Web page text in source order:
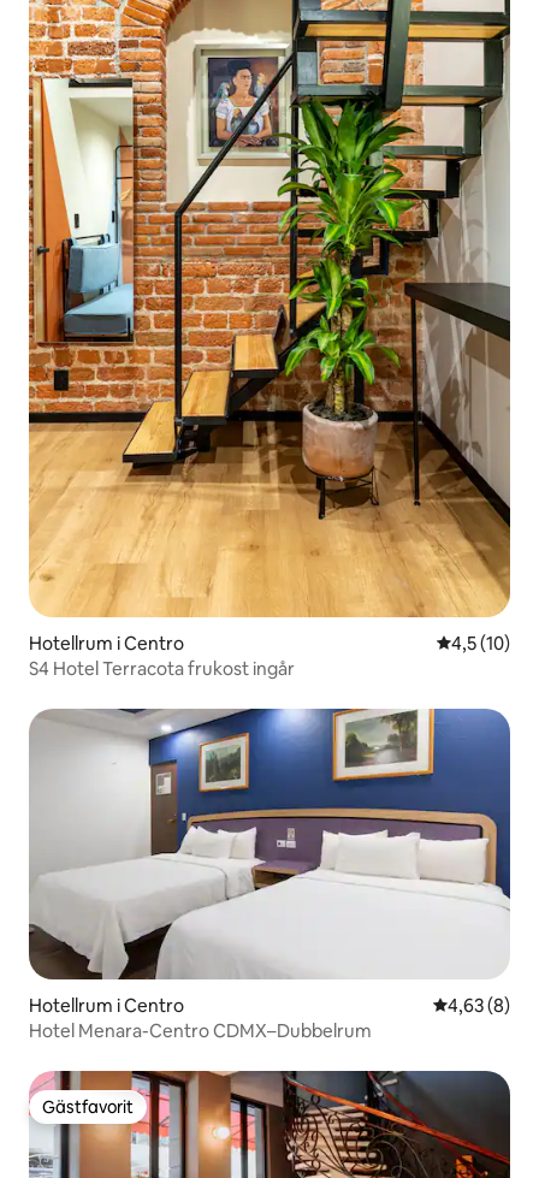
Hotellrum i Centro 4,5 av 5 i
4,5 (10)
S4 Hotel Terracota frukost ingår
Hotellrum i Centro 4,63 av 5 i
4,63 (8)
Hotel Menara-Centro CDMX–Dubbelrum
Gästfavorit
Gästfavorit